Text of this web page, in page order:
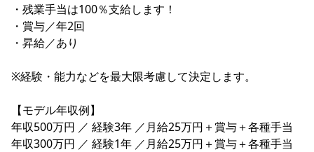
・残業手当は100％支給します！
・賞与／年2回
・昇給／あり
※経験・能力などを最大限考慮して決定します。
【モデル年収例】
年収500万円 ／ 経験3年 ／月給25万円＋賞与＋各種手当
年収300万円 ／ 経験1年 ／月給25万円＋賞与＋各種手当